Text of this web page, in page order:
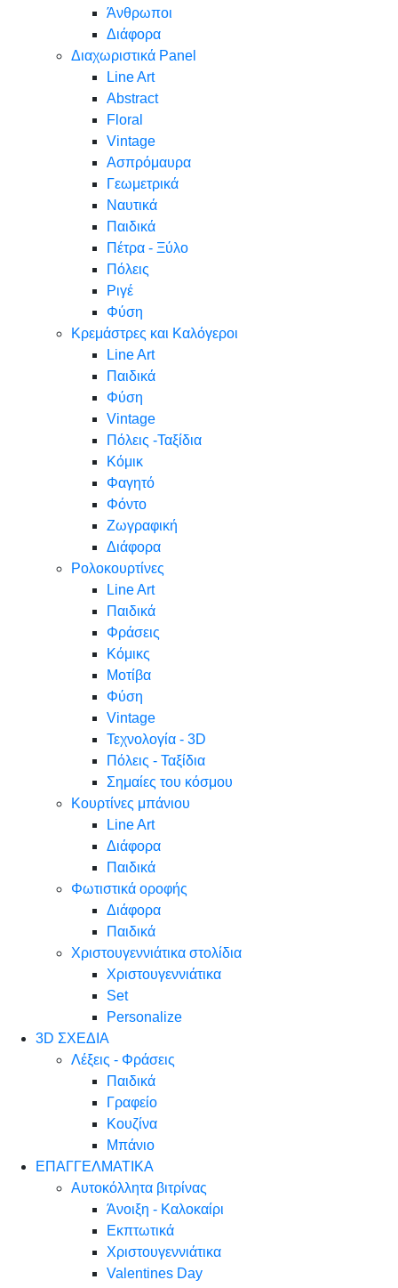
Άνθρωποι
Διάφορα
Διαχωριστικά Panel
Line Art
Abstract
Floral
Vintage
Ασπρόμαυρα
Γεωμετρικά
Ναυτικά
Παιδικά
Πέτρα - Ξύλο
Πόλεις
Ριγέ
Φύση
Κρεμάστρες και Καλόγεροι
Line Art
Παιδικά
Φύση
Vintage
Πόλεις -Ταξίδια
Κόμικ
Φαγητό
Φόντο
Ζωγραφική
Διάφορα
Ρολοκουρτίνες
Line Art
Παιδικά
Φράσεις
Κόμικς
Μοτίβα
Φύση
Vintage
Τεχνολογία - 3D
Πόλεις - Ταξίδια
Σημαίες του κόσμου
Κουρτίνες μπάνιου
Line Art
Διάφορα
Παιδικά
Φωτιστικά οροφής
Διάφορα
Παιδικά
Χριστουγεννιάτικα στολίδια
Χριστουγεννιάτικα
Set
Personalize
3D ΣΧΕΔΙΑ
Λέξεις - Φράσεις
Παιδικά
Γραφείο
Κουζίνα
Μπάνιο
ΕΠΑΓΓΕΛΜΑΤΙΚΑ
Αυτοκόλλητα βιτρίνας
Άνοιξη - Καλοκαίρι
Εκπτωτικά
Χριστουγεννιάτικα
Valentines Day